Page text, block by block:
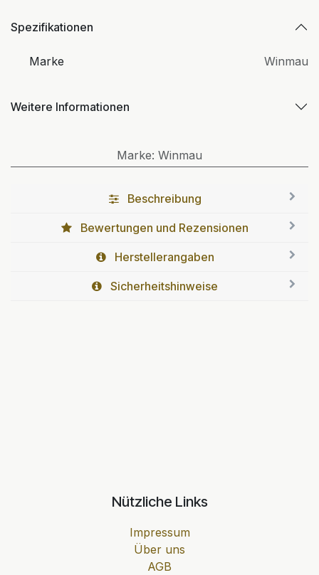
Spezifikationen
Marke Winmau
Weitere Informationen
Marke: Winmau
Beschreibung
Bewertungen und Rezensionen
Herstellerangaben
Sicherheitshinweise
Nützliche Links
Impressum
Über uns
AGB